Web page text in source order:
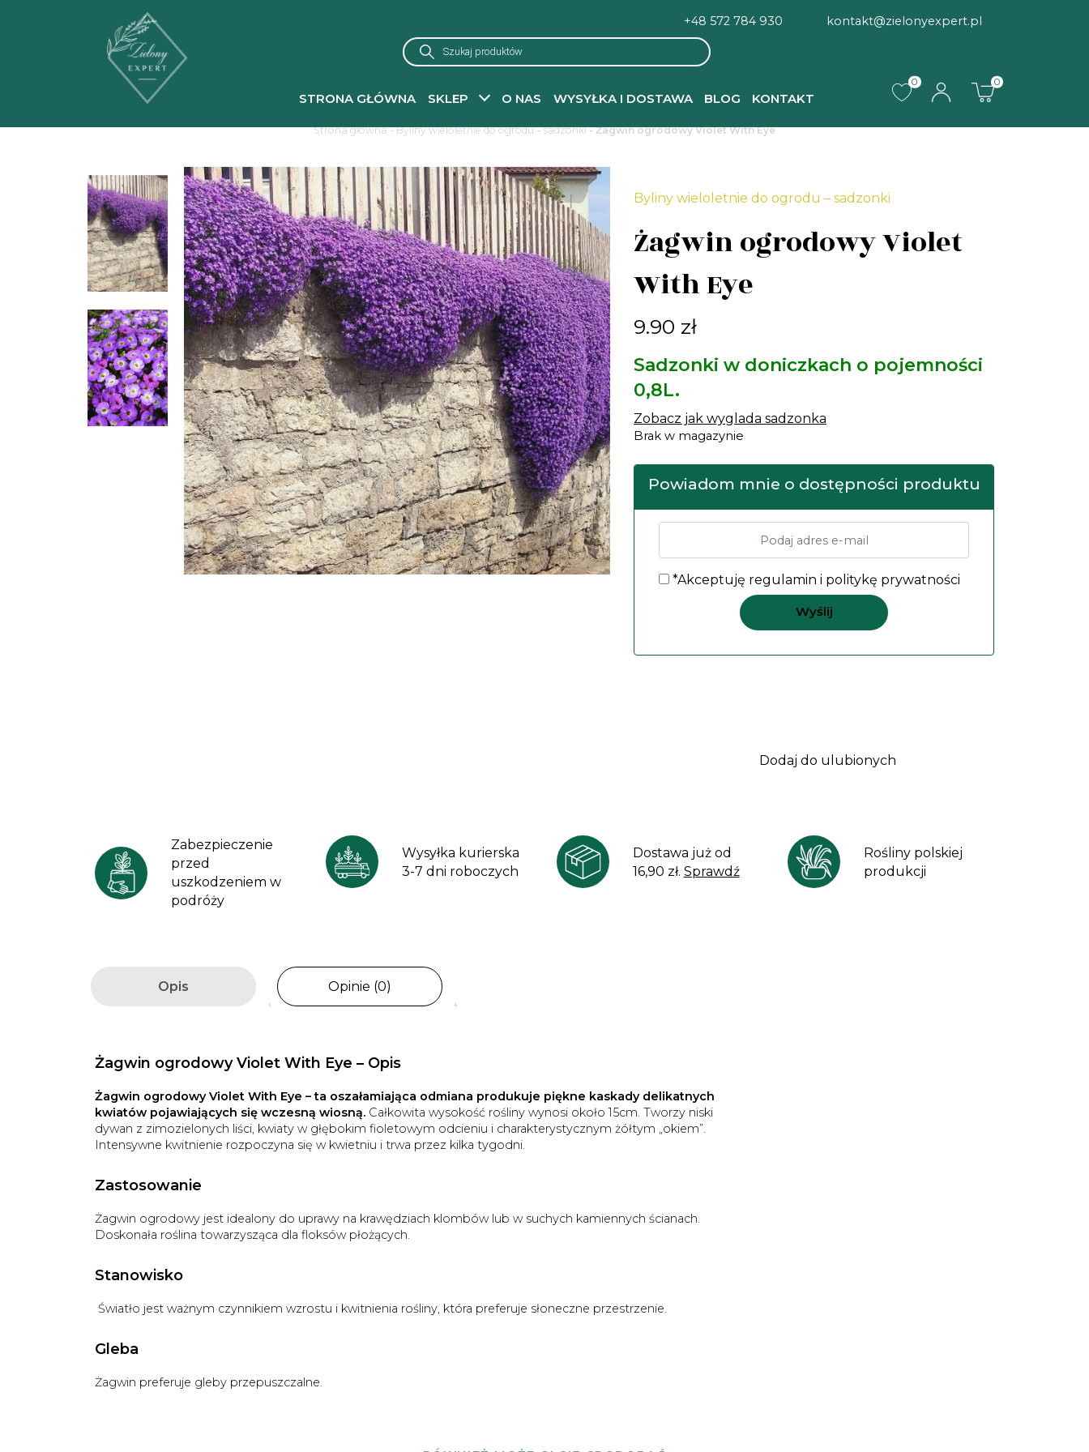
+48 572 784 930
kontakt@zielonyexpert.pl
Wyszukiwarka
produktów
STRONA GŁÓWNA SKLEP O NAS WYSYŁKA I DOSTAWA BLOG KONTAKT
0 0
Strona główna-Byliny wieloletnie do ogrodu – sadzonki- Żagwin ogrodowy Violet With Eye
Byliny wieloletnie do ogrodu – sadzonki
Żagwin ogrodowy Violet
With Eye
9.90 zł
Sadzonki w doniczkach o pojemności
0,8L.
Zobacz jak wyglada sadzonka
Brak w magazynie
Powiadom mnie o dostępności produktu
*Akceptuję regulamin i politykę prywatności
Dodaj do ulubionych
Zabezpieczenie
przed
uszkodzeniem w
podróży
Wysyłka kurierska
3-7 dni roboczych
Dostawa już od
16,90 zł. Sprawdź
Rośliny polskiej
produkcji
Opis Opinie (0)
Żagwin ogrodowy Violet With Eye – Opis
Żagwin ogrodowy Violet With Eye – ta oszałamiająca odmiana produkuje piękne kaskady delikatnych
kwiatów pojawiających się wczesną wiosną. Całkowita wysokość rośliny wynosi około 15cm. Tworzy niski
dywan z zimozielonych liści, kwiaty w głębokim fioletowym odcieniu i charakterystycznym żółtym „okiem”.
Intensywne kwitnienie rozpoczyna się w kwietniu i trwa przez kilka tygodni.
Zastosowanie
Żagwin ogrodowy jest idealony do uprawy na krawędziach klombów lub w suchych kamiennych ścianach.
Doskonała roślina towarzysząca dla floksów płożących.
Stanowisko
Światło jest ważnym czynnikiem wzrostu i kwitnienia rośliny, która preferuje słoneczne przestrzenie.
Gleba
Żagwin preferuje gleby przepuszczalne.